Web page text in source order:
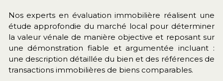
Nos experts en évaluation immobilière réalisent une
étude approfondie du marché local pour déterminer
la valeur vénale de manière objective et reposant sur
une démonstration fiable et argumentée incluant :
une description détaillée du bien et des références de
transactions immobilières de biens comparables.